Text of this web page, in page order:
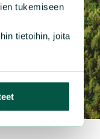
tukemiseen
tietoihin, joita